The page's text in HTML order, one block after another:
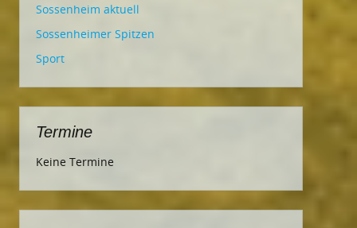
Sossenheim aktuell
Sossenheimer Spitzen
Sport
Termine
Keine Termine